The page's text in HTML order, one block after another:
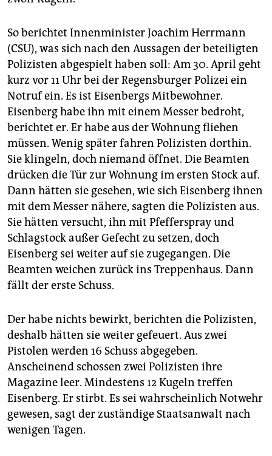
So berichtet Innenminister Joachim Herrmann
(CSU), was sich nach den Aussagen der beteiligten
Polizisten abgespielt haben soll: Am 30. April geht
kurz vor 11 Uhr bei der Regensburger Polizei ein
Notruf ein. Es ist Eisenbergs Mitbewohner.
Eisenberg habe ihn mit einem Messer bedroht,
berichtet er. Er habe aus der Wohnung fliehen
müssen. Wenig später fahren Polizisten dorthin.
Sie klingeln, doch niemand öffnet. Die Beamten
drücken die Tür zur Wohnung im ersten Stock auf.
Dann hätten sie gesehen, wie sich Eisenberg ihnen
mit dem Messer nähere, sagten die Polizisten aus.
Sie hätten versucht, ihn mit Pfefferspray und
Schlagstock außer Gefecht zu setzen, doch
Eisenberg sei weiter auf sie zugegangen. Die
Beamten weichen zurück ins Treppenhaus. Dann
fällt der erste Schuss.
Der habe nichts bewirkt, berichten die Polizisten,
deshalb hätten sie weiter gefeuert. Aus zwei
Pistolen werden 16 Schuss abgegeben.
Anscheinend schossen zwei Polizisten ihre
Magazine leer. Mindestens 12 Kugeln treffen
Eisenberg. Er stirbt. Es sei wahrscheinlich Notwehr
gewesen, sagt der zuständige Staatsanwalt nach
wenigen Tagen.